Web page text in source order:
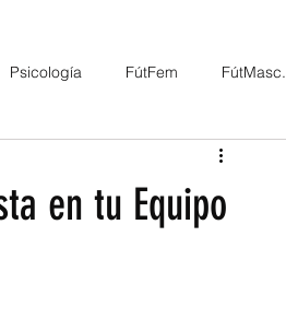
Psicología FútFem FútMasc.
en tu Equipo